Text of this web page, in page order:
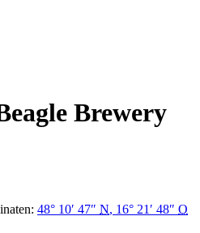
Brewery
48° 10′ 47″ N, 16° 21′ 48″ O